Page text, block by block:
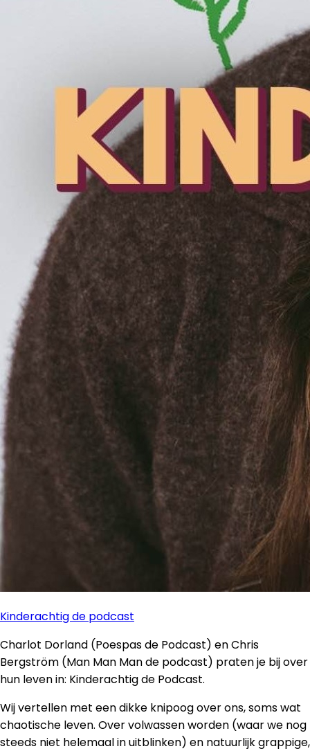
Kinderachtig de podcast
Charlot Dorland (Poespas de Podcast) en Chris
Bergström (Man Man Man de podcast) praten je bij over
hun leven in: Kinderachtig de Podcast.
Wij vertellen met een dikke knipoog over ons, soms wat
chaotische leven. Over volwassen worden (waar we nog
steeds niet helemaal in uitblinken) en natuurlijk grappige,